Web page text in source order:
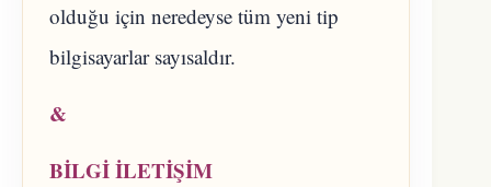
olduğu için neredeyse tüm yeni tip
bilgisayarlar sayısaldır.
&
BİLGİ İLETİŞİM